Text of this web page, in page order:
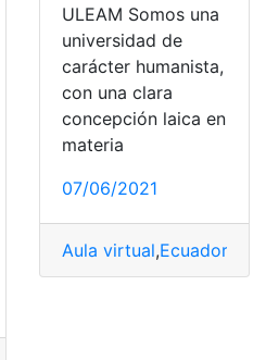
ULEAM Somos una
universidad de
carácter humanista,
con una clara
concepción laica en
materia
07/06/2021
Aula virtual,Ecuador